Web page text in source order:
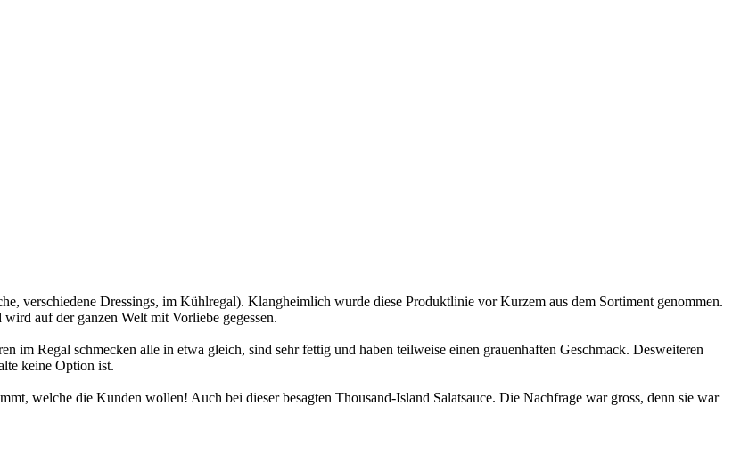
verschiedene Dressings, im Kühlregal). Klangheimlich wurde diese Produktlinie vor Kurzem aus dem Sortiment genommen.
auf der ganzen Welt mit Vorliebe gegessen.
im Regal schmecken alle in etwa gleich, sind sehr fettig und haben teilweise einen grauenhaften Geschmack. Desweiteren
keine Option ist.
welche die Kunden wollen! Auch bei dieser besagten Thousand-Island Salatsauce. Die Nachfrage war gross, denn sie war